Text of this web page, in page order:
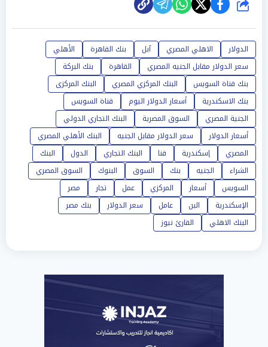
شارك
الدولار الاهلي المصري آبل بنك القاهرة
الأهلي
سعر الدولار مقابل الجنيه المصري
القاهرة
بنك البركة
بنك قناة السويس
البنك المركزي المصري
البنك المركزى
بنك الاسكندرية
أسعار الدولار اليوم
قناة السويس
الجنية المصري
السوق المصرية
البنك التجاري الدولي
أسعار الدولار
سعر الدولار مقابل الجنيه
البنك الأهلي المصري
المصري
إسكندرية قنا البنك التجاري الدول
البنك
الشراء
الجنيه بنك السوق البنوك
السوق المصري
السويس
أسعار المركزي عمل تجار
مصر
الإسكندرية
البن عامل سعر الدولار
بنك مصر
البنك الاهلي
القارئ نيوز